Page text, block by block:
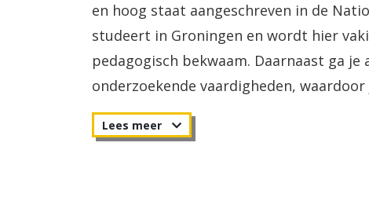
en hoog staat aangeschreven in de
studeert in Groningen en wordt hier
pedagogisch bekwaam. Daarnaast ga je
onderzoekende vaardigheden,
die het onderwijs en zichzelf continu
In kleine groepen leer je van én met